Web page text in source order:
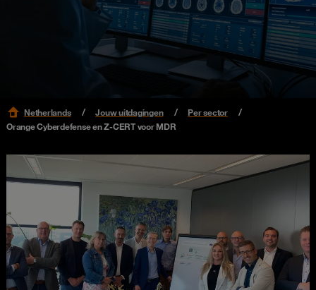
Netherlands Jouw uitdagingen
Per sector
Orange Cyberdefense en Z-CERT voor MDR